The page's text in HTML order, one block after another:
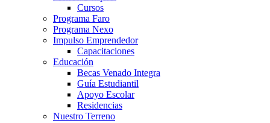
Cursos
Programa Faro
Programa Nexo
Impulso Emprendedor
Capacitaciones
Educación
Becas Venado Integra
Guía Estudiantil
Apoyo Escolar
Residencias
Nuestro Terreno